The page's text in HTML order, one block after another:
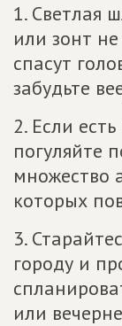
1. Светлая
или зонт
спасут
забудьте
2. Если
погуляйте
множество
которых
3.
городу и
или